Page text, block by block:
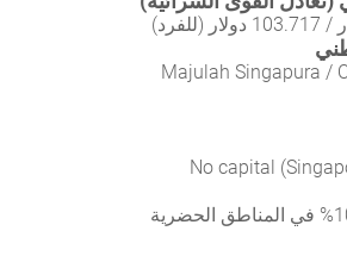
Majulah Singapura /
No capital